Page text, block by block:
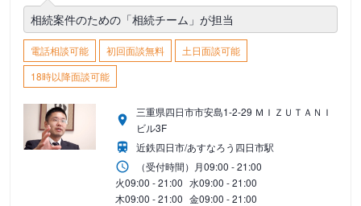
相続案件のための「相続チーム」が担当
電話相談可能 初回面談無料
土日面談可能
18時以降面談可能
三重県四日市市安島1-2-29 ＭＩＺＵＴＡＮＩ
ビル3F
近鉄四日市/あすなろう四日市駅
（受付時間） 月09:00 - 21:00
火09:00 - 21:00 水09:00 - 21:00
木09:00 - 21:00 金09:00 - 21:00